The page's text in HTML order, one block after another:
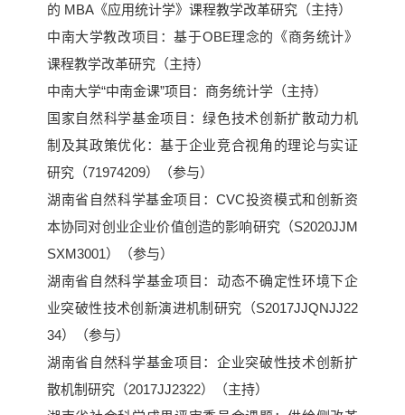
的 MBA《应用统计学》课程教学改革研究（主持）
中南大学教改项目：基于OBE理念的《商务统计》
课程教学改革研究（主持）
中南大学“中南金课”项目：商务统计学（主持）
国家自然科学基金项目：绿色技术创新扩散动力机
制及其政策优化：基于企业竞合视角的理论与实证
研究（71974209）（参与）
湖南省自然科学基金项目：CVC投资模式和创新资
本协同对创业企业价值创造的影响研究（S2020JJM
SXM3001）（参与）
湖南省自然科学基金项目：动态不确定性环境下企
业突破性技术创新演进机制研究（S2017JJQNJJ22
34）（参与）
湖南省自然科学基金项目：企业突破性技术创新扩
散机制研究（2017JJ2322）（主持）